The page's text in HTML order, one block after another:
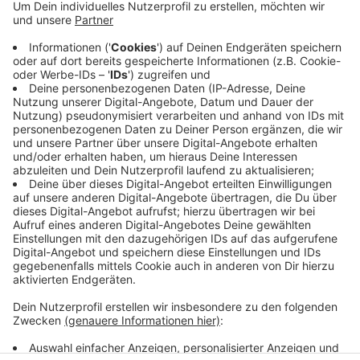
Anzeige
Ein Holzanbau eines Wohnhauses fing Feuer. Niemand
wurde verletzt. Die Bewohner waren nicht zuhause,
sagt die Polizei. Die Einsatzkräfte holten einen Hund
aus dem Haus. Ermittler sichern jetzt Spuren und
hoffen dabei Hinweise auf die Brandursache zu
bekommen.
Anzeige
Anzeige